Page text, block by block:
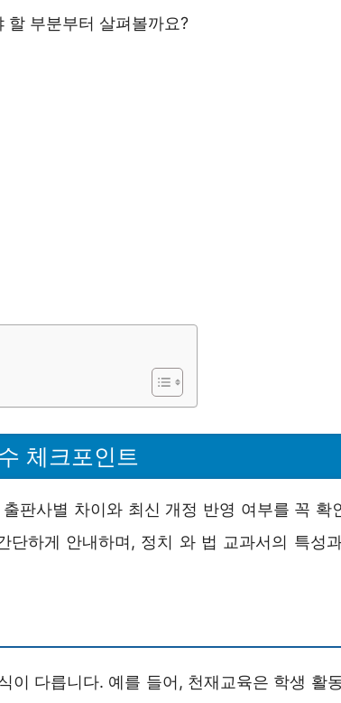
할 부분부터 살펴볼까요?
체크포인트
판사별 차이와 최신 개정 반영 여부를 꼭 확
단하게 안내하며, 정치 와 법 교과서의 특성
이 다릅니다. 예를 들어, 천재교육은 학생 활